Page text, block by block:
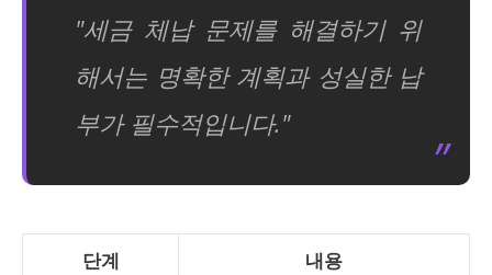
"세금 체납 문제를 해결하기 위
해서는 명확한 계획과 성실한 납
부가 필수적입니다."
단계 내용